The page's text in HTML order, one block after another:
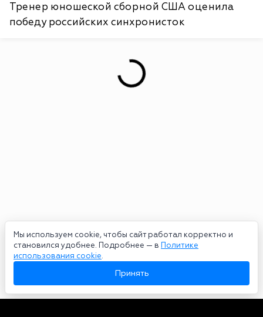
Мы используем cookie, чтобы сайт работал корректно и
становился удобнее. Подробнее — в Политике
использования cookie.
Принять
Тренер юношеской сборной США оценила
победу российских синхронисток